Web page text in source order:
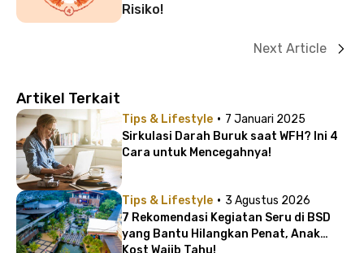
Risiko!
Next Article
Artikel Terkait
Tips & Lifestyle · 7 Januari 2025
Sirkulasi Darah Buruk saat WFH? Ini 4
Cara untuk Mencegahnya!
Tips & Lifestyle · 3 Agustus 2026
7 Rekomendasi Kegiatan Seru di BSD
yang Bantu Hilangkan Penat, Anak
Kost Wajib Tahu!